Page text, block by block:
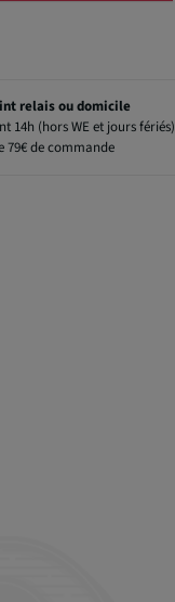
relais ou domicile
14h (hors WE et jours fériés)
de commande